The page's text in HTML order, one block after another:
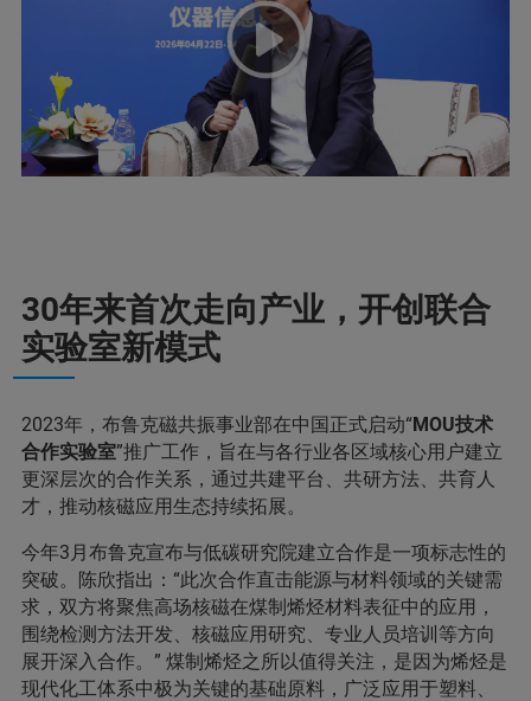
30年来首次走向产业，开创联合
实验室新模式
2023年，布鲁克磁共振事业部在中国正式启动“MOU技术
合作实验室”推广工作，旨在与各行业各区域核心用户建立
更深层次的合作关系，通过共建平台、共研方法、共育人
才，推动核磁应用生态持续拓展。
今年3月布鲁克宣布与低碳研究院建立合作是一项标志性的
突破。陈欣指出：“此次合作直击能源与材料领域的关键需
求，双方将聚焦高场核磁在煤制烯烃材料表征中的应用，
围绕检测方法开发、核磁应用研究、专业人员培训等方向
展开深入合作。” 煤制烯烃之所以值得关注，是因为烯烃是
现代化工体系中极为关键的基础原料，广泛应用于塑料、